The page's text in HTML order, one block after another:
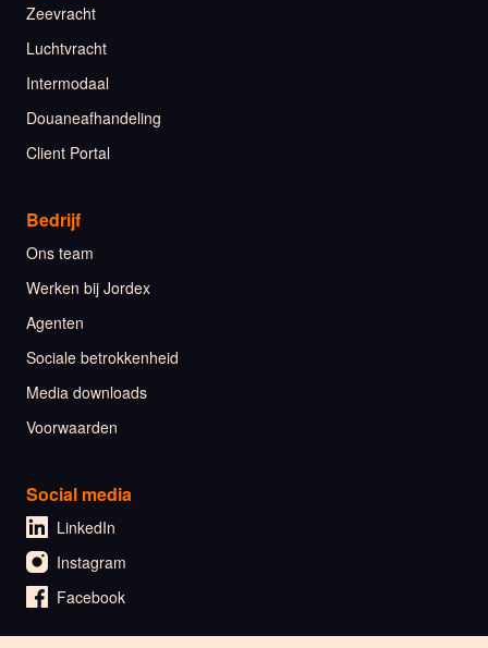
Zeevracht
Luchtvracht
Intermodaal
Douaneafhandeling
Client Portal
Bedrijf
Ons team
Werken bij Jordex
Agenten
Sociale betrokkenheid
Media downloads
Voorwaarden
Social media
LinkedIn
Instagram
Facebook